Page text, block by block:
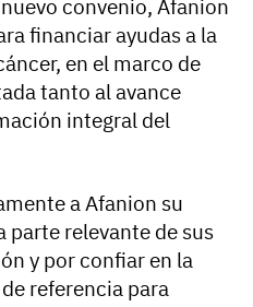
convenio, Afanion
financiar ayudas a la
en el marco de
tanto al avance
integral del
a Afanion su
parte relevante de sus
y por confiar en la
referencia para